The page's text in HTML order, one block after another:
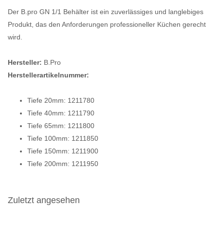
Der B.pro GN 1/1 Behälter ist ein zuverlässiges und langlebiges
Produkt, das den Anforderungen professioneller Küchen gerecht
wird.
Hersteller: B.Pro
Herstellerartikelnummer:
Tiefe 20mm: 1211780
Tiefe 40mm: 1211790
Tiefe 65mm: 1211800
Tiefe 100mm: 1211850
Tiefe 150mm: 1211900
Tiefe 200mm: 1211950
Zuletzt angesehen